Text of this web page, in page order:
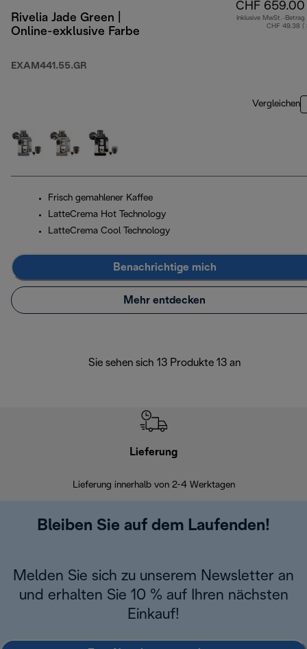
Rivelia Jade Green |
Online-exklusive Farbe
EXAM441.55.GR
CHF 659.00
Inklusive MwSt.-Betrag
CHF 49.38 (
Vergleichen
Frisch gemahlener Kaffee
LatteCrema Hot Technology
LatteCrema Cool Technology
Benachrichtige mich
Mehr entdecken
Sie sehen sich 13 Produkte 13 an
Lieferung
Lieferung innerhalb von 2-4 Werktagen
Bleiben Sie auf dem Laufenden!
Melden Sie sich zu unserem Newsletter an
und erhalten Sie 10 % auf Ihren nächsten
Einkauf!